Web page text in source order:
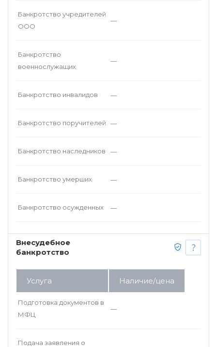
Банкротство учредителей
ООО
—
Банкротство
военнослужащих
—
Банкротство инвалидов —
Банкротство поручителей —
Банкротство наследников —
Банкротство умерших —
Банкротство осужденных —
Внесудебное
банкротство
Услуга Наличие/цена
Подготовка документов в
МФЦ
—
Подача заявления о